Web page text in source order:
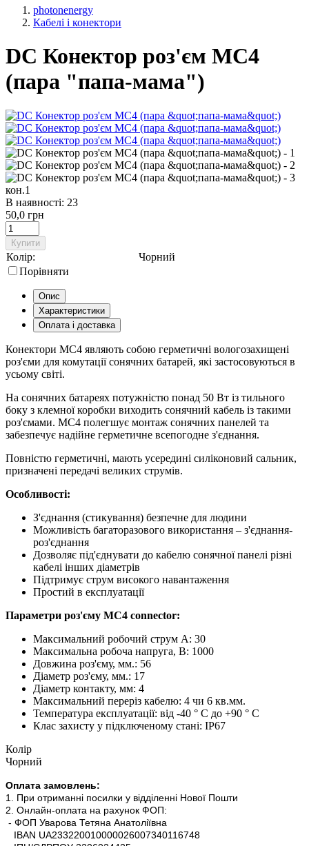
photonenergy
Кабелі і конектори
DC Конектор роз'єм MC4
(пара "папа-мама")
кон.1
В наявності: 23
50,0 грн
Купити
Колір:
Чорний
Порівняти
Опис
Характеристики
Оплата і доставка
Конектори МС4 являють собою герметичні вологозахищені
роз'єми для комутації сонячних батарей, які застосовуються в
усьому світі.
На сонячних батареях потужністю понад 50 Вт із тильного
боку з клемної коробки виходить сонячний кабель із такими
роз'ємами. МC4 полегшує монтаж сонячних панелей та
забезпечує надійне герметичне всепогодне з'єднання.
Повністю герметичні, мають усередині силіконовий сальник,
призначені передачі великих струмів.
Особливості:
З'єднання (стикування) безпечне для людини
Можливість багаторазового використання – з'єднання-
роз'єднання
Дозволяє під'єднувати до кабелю сонячної панелі різні
кабелі інших діаметрів
Підтримує струм високого навантаження
Простий в експлуатації
Параметри роз'єму MC4 connector:
Максимальний робочий струм А: 30
Максимальна робоча напруга, В: 1000
Довжина роз'єму, мм.: 56
Діаметр роз'єму, мм.: 17
Діаметр контакту, мм: 4
Максимальний переріз кабелю: 4 чи 6 кв.мм.
Температура експлуатації: від -40 ° C до +90 ° C
Клас захисту у підключеному стані: IP67
Колір
Чорний
Оплата замовлень:
1. При отриманні посилки у відділенні Нової Пошти
2. Онлайн-оплата на рахунок ФОП:
- ФОП Уварова Тетяна Анатоліївна
IBAN UA233220010000026007340116748